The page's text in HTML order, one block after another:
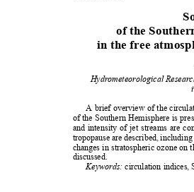
of the
in the free
Hydrometeorological
A brief overview of the
of the Southern Hemisphere is
and intensity of jet streams are
tropopause are described,
changes in stratospheric ozone
discussed.
Keywords:circulation indices,